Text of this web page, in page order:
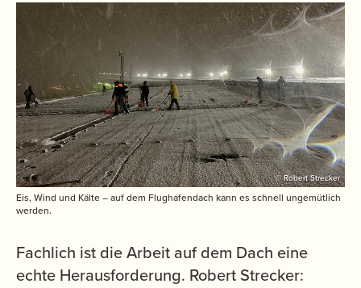
© Robert Strecker
Eis, Wind und Kälte – auf dem Flughafendach kann es schnell ungemütlich
werden.
Fachlich ist die Arbeit auf dem Dach eine
echte Herausforderung. Robert Strecker: